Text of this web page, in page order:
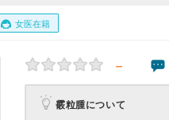
女医在籍
－
霰粒腫について